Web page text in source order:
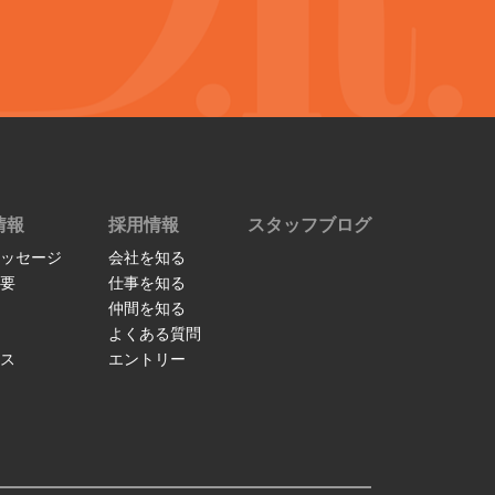
報
セージ
採用情報
会社を知る
仕事を知る
仲間を知る
よくある質問
エントリー
スタッフブログ